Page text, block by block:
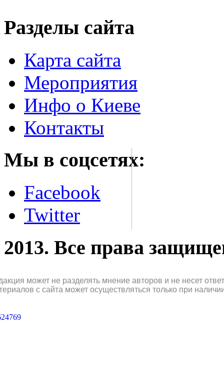
Разделы сайта
Карта сайта
Мероприятия
Инфо о Киеве
Контакты
Мы в соцсетях:
Facebook
Twitter
2013. Все права
может не разделять мнение авторов и не несет
с сайта может осуществляться только при